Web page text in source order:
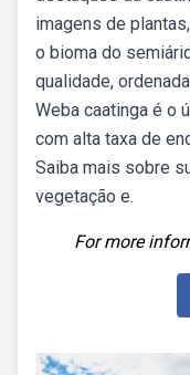
imagens de
o bioma do
qualidade,
Weba caatinga é o
com alta taxa de
Saiba mais sobre
vegetação e.
For more